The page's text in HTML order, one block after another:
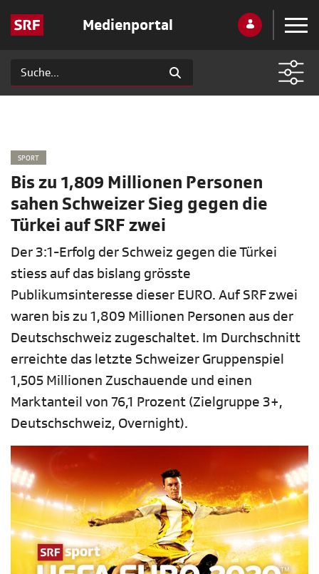
Medienportal
SPORT
Bis zu 1,809 Millionen Personen
sahen Schweizer Sieg gegen die
Türkei auf SRF zwei
Der 3:1-Erfolg der Schweiz gegen die Türkei
stiess auf das bislang grösste
Publikumsinteresse dieser EURO. Auf SRF zwei
waren bis zu 1,809 Millionen Personen aus der
Deutschschweiz zugeschaltet. Im Durchschnitt
erreichte das letzte Schweizer Gruppenspiel
1,505 Millionen Zuschauende und einen
Marktanteil von 76,1 Prozent (Zielgruppe 3+,
Deutschschweiz, Overnight).